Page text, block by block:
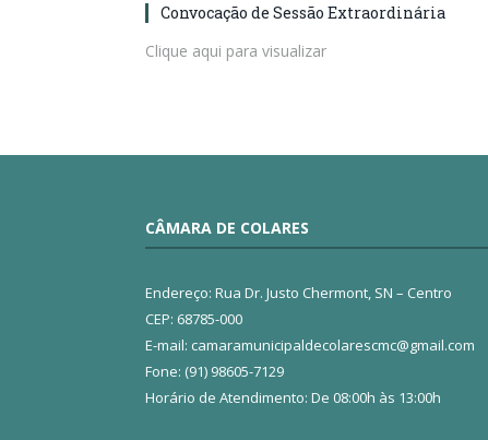
Convocação de Sessão Extraordinária
Clique aqui para visualizar
CÂMARA DE COLARES
Endereço: Rua Dr. Justo Chermont, SN – Centro
CEP: 68785-000
E-mail: camaramunicipaldecolarescmc@gmail.com
Fone: (91) 98605-7129
Horário de Atendimento: De 08:00h às 13:00h